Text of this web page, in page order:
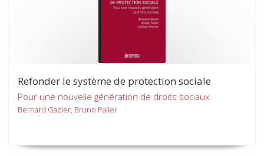
Refonder le système de protection sociale
Pour une nouvelle génération de droits sociaux
Bernard Gazier, Bruno Palier